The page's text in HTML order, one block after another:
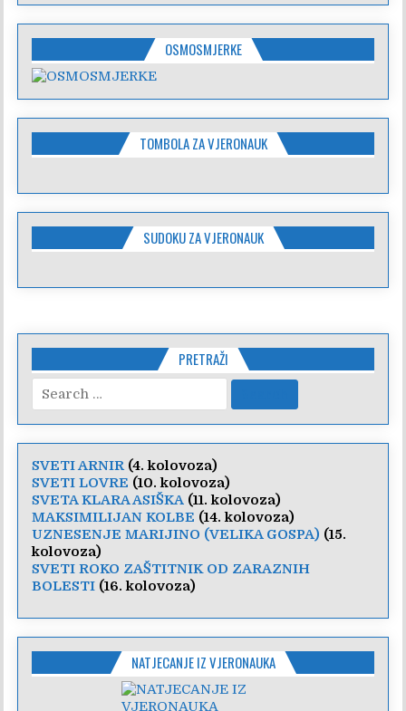
OSMOSMJERKE
TOMBOLA ZA VJERONAUK
SUDOKU ZA VJERONAUK
PRETRAŽI
Search
for:
SVETI ARNIR(4. kolovoza)
SVETI LOVRE (10. kolovoza)
SVETA KLARA ASIŠKA (11. kolovoza)
MAKSIMILIJAN KOLBE (14. kolovoza)
UZNESENJE MARIJINO (VELIKA GOSPA) (15.
kolovoza)
SVETI ROKO ZAŠTITNIK OD ZARAZNIH
BOLESTI (16. kolovoza)
NATJECANJE IZ VJERONAUKA